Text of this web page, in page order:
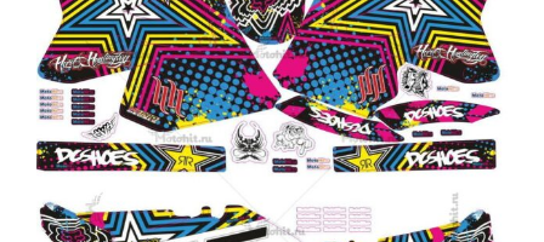
имеет
несколько
вариаций.
Опции
можно
выбрать
странице